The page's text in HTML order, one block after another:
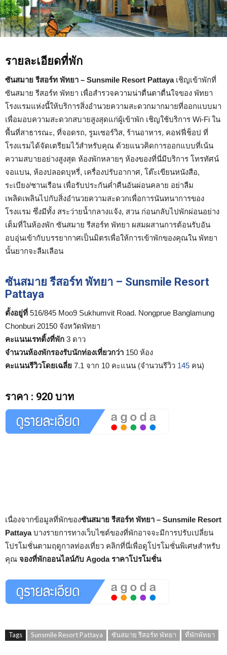
รายละเอียดที่พัก
ซันสมาย รีสอร์ท พัทยา – Sunsmile Resort Pattayaเชิญเข้าพักที่
ซันสมาย รีสอร์ท พัทยา เพื่อสำรวจความน่าตื่นตาตื่นใจของ พัทยา
โรงแรมแห่งนี้ให้บริการสิ่งอำนวยความสะดวกมากมายที่ออกแบบมา
เพื่อมอบความสะดวกสบายสูงสุดแก่ผู้เข้าพัก เชิญใช้บริการ Wi-Fi ใน
พื้นที่สาธารณะ, ที่จอดรถ, รูมเซอร์วิส, ร้านอาหาร, คอฟฟี่ช็อป ที่
โรงแรมได้จัดเตรียมไว้สำหรับคุณ ด้วยแนวคิดการออกแบบที่เน้น
ความสบายอย่างสูงสุด ห้องพักหลายๆ ห้องของที่นี่มีบริการ โทรทัศน์
จอแบน, ห้องปลอดบุหรี่, เครื่องปรับอากาศ, โต๊ะเขียนหนังสือ,
ระเบียง/ชานเรือน เพื่อรับประกันค่ำคืนอันผ่อนคลาย อย่าลืม
เพลิดเพลินไปกับสิ่งอำนวยความสะดวกเพื่อการนันทนาการของ
โรงแรม ซึ่งมีทั้ง สระว่ายน้ำกลางแจ้ง, สวน ก่อนกลับไปพักผ่อนอย่าง
เต็มที่ในห้องพัก ซันสมาย รีสอร์ท พัทยา ผสมผสานการต้อนรับอัน
อบอุ่นเข้ากับบรรยากาศเป็นมิตรเพื่อให้การเข้าพักของคุณใน พัทยา
นั้นยากจะลืมเลือน
ซันสมาย รีสอร์ท พัทยา – Sunsmile Resort
Pattaya
ตั้งอยู่ที่ 516/845 Moo9 Sukhumvit Road. Nongprue Banglamung
Chonburi 20150 จังหวัดพัทยา
คะแนนเรทติ้งที่พัก 3 ดาว
จำนวนห้องพักรองรับนักท่องเที่ยวกว่า 150 ห้อง
คะแนนรีวิวโดยเฉลี่ย 7.1 จาก 10 คะแนน (จำนวนรีวิว 145 คน)
ราคา : 920 บาท
เนื่องจากข้อมูลที่พักของซันสมาย รีสอร์ท พัทยา – Sunsmile Resort
Pattayaบางรายการทางเว็บไซต์ของที่พักอาจจะมีการปรับเปลี่ยน
โปรโมชั่นตามฤดูกาลท่องเที่ยว คลิกที่นี่เพื่อดูโปรโมชั่นพิเศษสำหรับ
คุณ จองที่พักออนไลน์กับ Agoda ราคาโปรโมชั่น
Tags Sunsmile Resort Pattaya ซันสมาย รีสอร์ท พัทยา ที่พักพัทยา